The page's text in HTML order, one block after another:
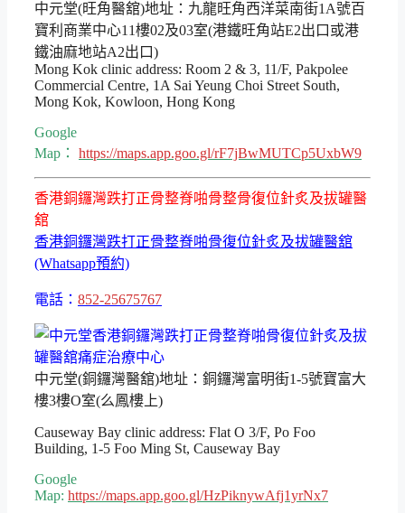
中元堂(旺角醫舘)地址：九龍旺角西洋菜南街1A號百
寶利商業中心11樓02及03室(港鐵旺角站E2出口或港
鐵油麻地站A2出口)
Mong Kok clinic address: Room 2 & 3, 11/F, Pakpolee
Commercial Centre, 1A Sai Yeung Choi Street South,
Mong Kok, Kowloon, Hong Kong
Google
Map： https://maps.app.goo.gl/rF7jBwMUTCp5UxbW9
香港銅鑼灣跌打正骨整脊啪骨整骨復位針炙及拔罐醫
舘
香港銅鑼灣跌打正骨整脊啪骨復位針炙及拔罐醫舘
(Whatsapp預約)
電話： 852-25675767
中元堂(銅鑼灣醫舘)地址：銅鑼灣富明街1-5號寶富大
樓3樓O室(么鳳樓上)
Causeway Bay clinic address: Flat O 3/F, Po Foo
Building, 1-5 Foo Ming St, Causeway Bay
Google
Map: https://maps.app.goo.gl/HzPiknywAfj1yrNx7